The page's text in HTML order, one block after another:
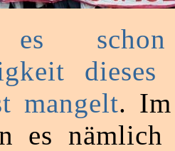
es
dieses
mangelt.
es